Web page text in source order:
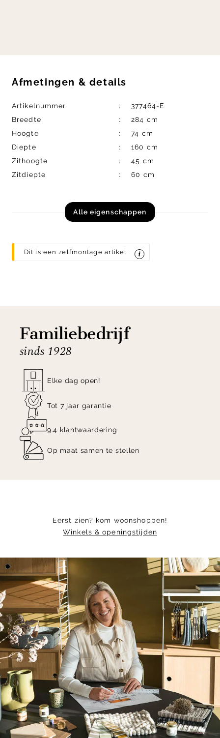
Afmetingen & details
Artikelnummer
377464-E
Breedte
284 cm
Hoogte
74 cm
Diepte
160 cm
Zithoogte
45 cm
Zitdiepte
60 cm
Alle eigenschappen
Dit is een zelfmontage artikel
Familiebedrijf
sinds 1928
Elke dag open!
Tot 7 jaar garantie
9.4 klantwaardering
Op maat samen te stellen
Eerst zien? kom woonshoppen!
Winkels & openingstijden